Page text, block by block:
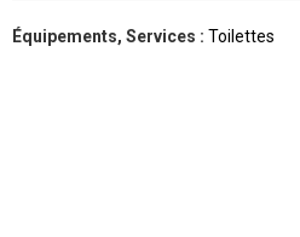
Équipements, Services : Toilettes